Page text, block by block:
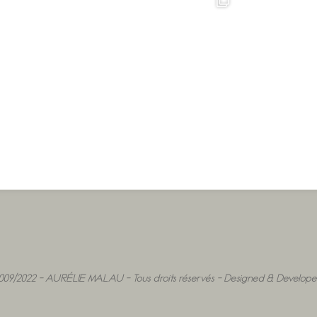
2022 - AURÉLIE MALAU - Tous droits réservés - Designed &